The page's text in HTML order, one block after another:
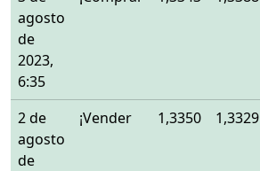
agosto
de
2023,
6:35
2 de
agosto
de
¡Vender 1,3350 1,3329